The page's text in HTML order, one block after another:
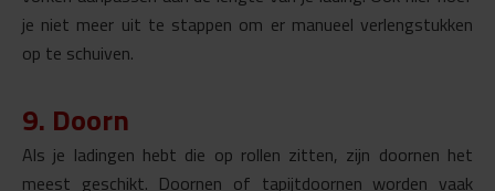
je niet meer uit te stappen om er manueel verlengstukken
op te schuiven.
9. Doorn
Als je ladingen hebt die op rollen zitten, zijn doornen het
meest geschikt. Doornen of tapijtdoornen worden vaak